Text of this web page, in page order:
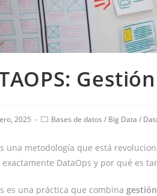
2025 Bases de datos / Big Data /
una metodología que está
exactamente DataOps y por qué es
es una práctica que combina